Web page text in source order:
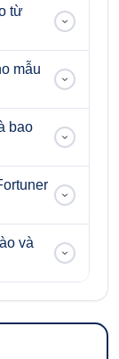
từ
mẫu
bao
và